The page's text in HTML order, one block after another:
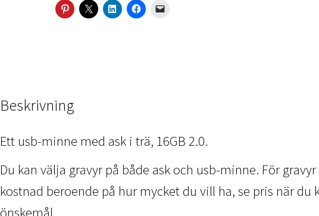
Beskrivning
Ett usb-minne med ask i trä, 16GB 2.0.
Du kan välja gravyr på både ask och usb-minne. För
kostnad beroende på hur mycket du vill ha, se pris när du
önskemål.